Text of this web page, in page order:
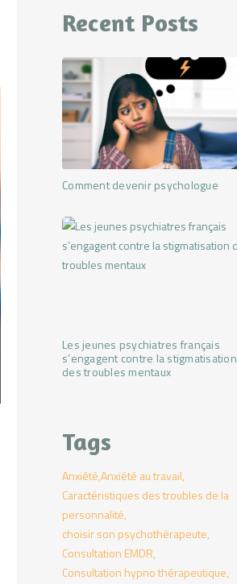
Recent Posts
Comment devenir psychologue
Les jeunes psychiatres français
s’engagent contre la stigmatisation
des troubles mentaux
Tags
AnxiétéAnxiété au travail
Caractéristiques des troubles de la
personnalité
choisir son psychothérapeute
Consultation EMDR
Consultation hypno thérapeutique